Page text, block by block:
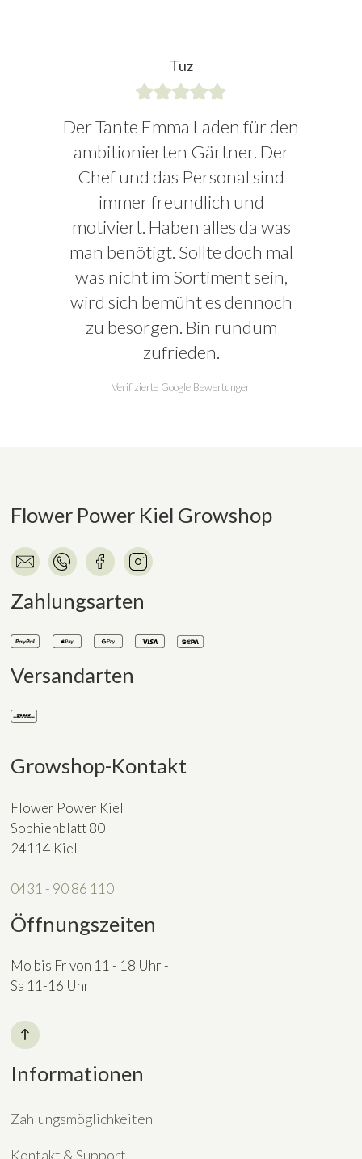
Tuz
Der Tante Emma Laden für den
ambitionierten Gärtner. Der
Chef und das Personal sind
immer freundlich und
motiviert. Haben alles da was
man benötigt. Sollte doch mal
was nicht im Sortiment sein,
wird sich bemüht es dennoch
zu besorgen. Bin rundum
zufrieden.
Verifizierte Google Bewertungen
Flower Power Kiel Growshop
Zahlungsarten
Versandarten
Growshop-Kontakt
Flower Power Kiel
Sophienblatt 80
24114 Kiel
0431 - 90 86 110
Öffnungszeiten
Mo bis Fr von 11 - 18 Uhr -
Sa 11-16 Uhr
Informationen
Zahlungsmöglichkeiten
Kontakt & Support